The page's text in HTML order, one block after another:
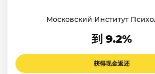
Московский Институт
到 9.2%
获得现金返还